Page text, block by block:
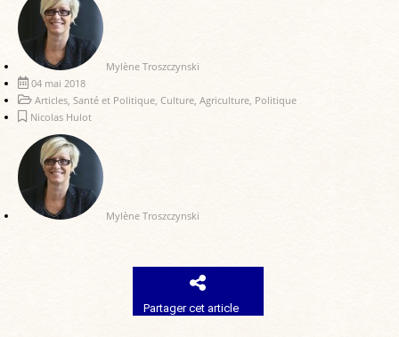
Mylène Troszczynski
04 mai 2018
Articles Santé et Politique Culture Agriculture Politique
Nicolas Hulot
Mylène Troszczynski
Partager cet article